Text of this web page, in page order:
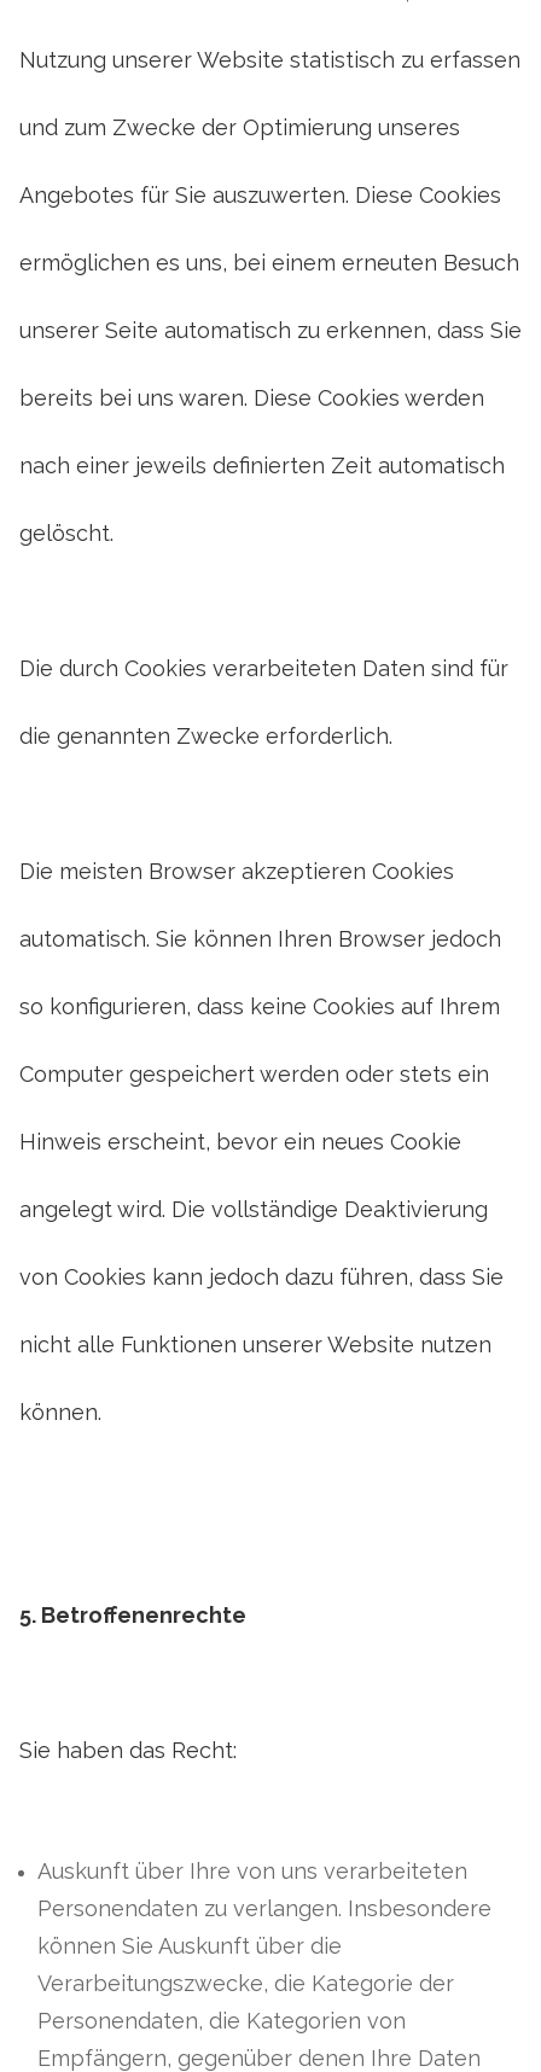
Nutzung unserer Website statistisch zu erfassen
und zum Zwecke der Optimierung unseres
Angebotes für Sie auszuwerten. Diese Cookies
ermöglichen es uns, bei einem erneuten Besuch
unserer Seite automatisch zu erkennen, dass Sie
bereits bei uns waren. Diese Cookies werden
nach einer jeweils definierten Zeit automatisch
gelöscht.
Die durch Cookies verarbeiteten Daten sind für
die genannten Zwecke erforderlich.
Die meisten Browser akzeptieren Cookies
automatisch. Sie können Ihren Browser jedoch
so konfigurieren, dass keine Cookies auf Ihrem
Computer gespeichert werden oder stets ein
Hinweis erscheint, bevor ein neues Cookie
angelegt wird. Die vollständige Deaktivierung
von Cookies kann jedoch dazu führen, dass Sie
nicht alle Funktionen unserer Website nutzen
können.
5. Betroffenenrechte
Sie haben das Recht:
Auskunft über Ihre von uns verarbeiteten
Personendaten zu verlangen. Insbesondere
können Sie Auskunft über die
Verarbeitungszwecke, die Kategorie der
Personendaten, die Kategorien von
Empfängern, gegenüber denen Ihre Daten